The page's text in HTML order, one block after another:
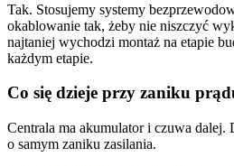
Tak. Stosujemy systemy
okablowanie tak, żeby nie niszczyć
najtaniej wychodzi montaż na etapie
każdym etapie.
Co się dzieje przy zaniku
Centrala ma akumulator i czuwa dalej.
o samym zaniku zasilania.